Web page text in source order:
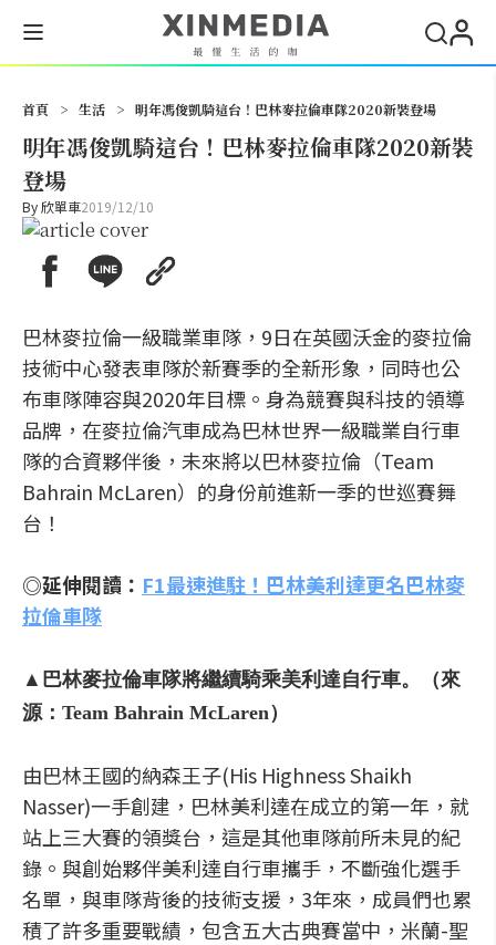
首頁 > 生活 > 明年馮俊凱騎這台！巴林麥拉倫車隊2020新裝登場
明年馮俊凱騎這台！巴林麥拉倫車隊2020新裝
登場
By欣單車2019/12/10
巴林麥拉倫一級職業車隊，9日在英國沃金的麥拉倫
技術中心發表車隊於新賽季的全新形象，同時也公
布車隊陣容與2020年目標。身為競賽與科技的領導
品牌，在麥拉倫汽車成為巴林世界一級職業自行車
隊的合資夥伴後，未來將以巴林麥拉倫（Team
Bahrain McLaren）的身份前進新一季的世巡賽舞
台！
◎延伸閱讀： F1最速進駐！巴林美利達更名巴林麥
拉倫車隊
▲巴林麥拉倫車隊將繼續騎乘美利達自行車。（來
源：Team Bahrain McLaren）
由巴林王國的納森王子(His Highness Shaikh
Nasser)一手創建，巴林美利達在成立的第一年，就
站上三大賽的領獎台，這是其他車隊前所未見的紀
錄。與創始夥伴美利達自行車攜手，不斷強化選手
名單，與車隊背後的技術支援，3年來，成員們也累
積了許多重要戰績，包含五大古典賽當中，米蘭-聖